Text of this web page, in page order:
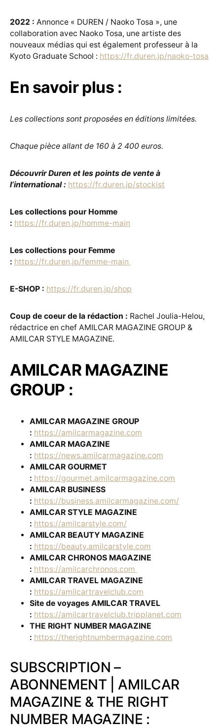
2022 : Annonce « DUREN / Naoko Tosa », une
collaboration avec Naoko Tosa, une artiste des
nouveaux médias qui est également professeur à la
Kyoto Graduate School : https://fr.duren.jp/naoko-tosa
En savoir plus :
Les collections sont proposées en éditions limitées.
Chaque pièce allant de 160 à 2 400 euros.
Découvrir Duren et les points de vente à
l’international : https://fr.duren.jp/stockist
Les collections pour Homme
: https://fr.duren.jp/homme-main
Les collections pour Femme
: https://fr.duren.jp/femme-main
E-SHOP : https://fr.duren.jp/shop
Coup de coeur de la rédaction : Rachel Joulia-Helou,
rédactrice en chef AMILCAR MAGAZINE GROUP &
AMILCAR STYLE MAGAZINE.
AMILCAR MAGAZINE
GROUP :
AMILCAR MAGAZINE GROUP
: https://amilcarmagazine.com
AMILCAR MAGAZINE
: https://news.amilcarmagazine.com
AMILCAR GOURMET
: https://gourmet.amilcarmagazine.com
AMILCAR BUSINESS
: https://business.amilcarmagazine.com/
AMILCAR STYLE MAGAZINE
: https://amilcarstyle.com/
AMILCAR BEAUTY MAGAZINE
: https://beauty.amilcarstyle.com
AMILCAR CHRONOS MAGAZINE
: https://amilcarchronos.com
AMILCAR TRAVEL MAGAZINE
: https://amilcartravelclub.com
Site de voyages AMILCAR TRAVEL
: https://amilcartravelclub.tripplanet.com
THE RIGHT NUMBER MAGAZINE
: https://therightnumbermagazine.com
SUBSCRIPTION –
ABONNEMENT | AMILCAR
MAGAZINE & THE RIGHT
NUMBER MAGAZINE :